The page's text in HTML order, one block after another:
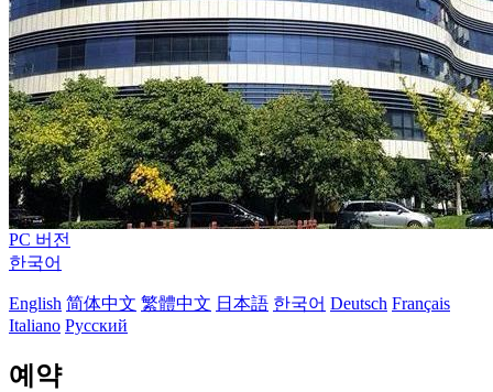
PC 버전
한국어
English 简体中文 繁體中文 日本語 한국어 Deutsch Français
Italiano Русский
예약